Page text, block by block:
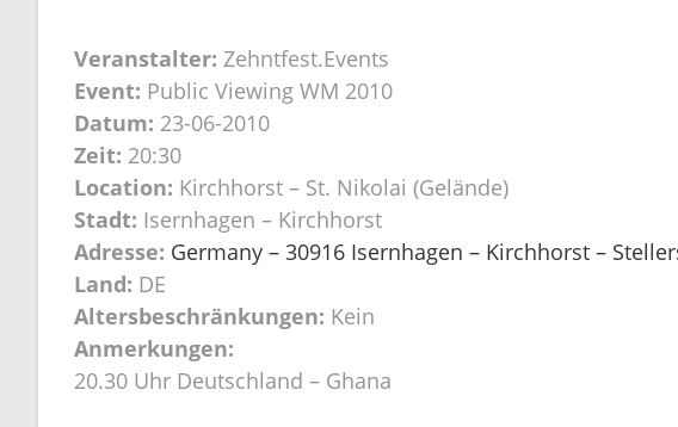
Veranstalter: Zehntfest.Events
Event: Public Viewing WM 2010
Datum: 23-06-2010
Zeit: 20:30
Location: Kirchhorst – St. Nikolai (Gelände)
Stadt: Isernhagen – Kirchhorst
Adresse: Germany – 30916 Isernhagen – Kirchhorst –
Land: DE
Altersbeschränkungen: Kein
Anmerkungen:
20.30 Uhr Deutschland – Ghana